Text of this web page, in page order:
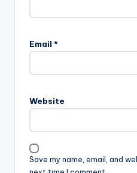
Email *
Website
Save my name, email, and